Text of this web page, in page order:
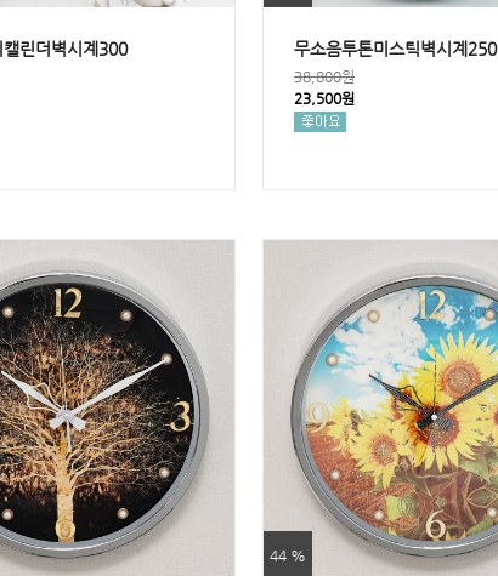
린더벽시계300 무소음투톤미스틱벽시계250
38,800원
23,500원
44 %